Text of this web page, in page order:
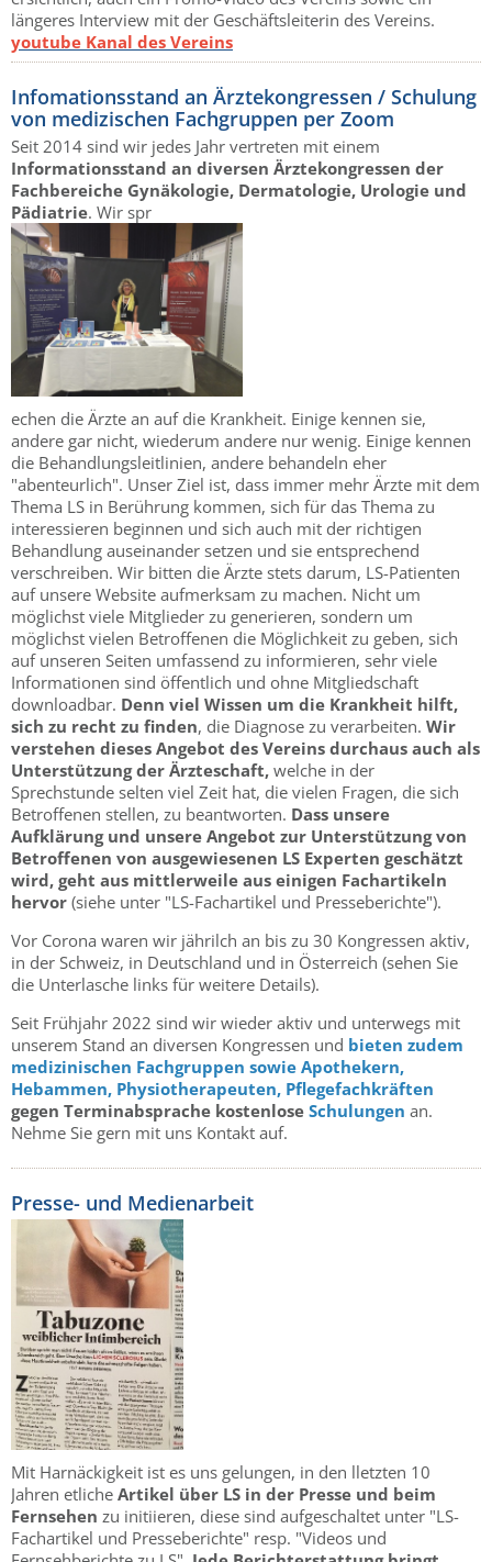
längeres Interview mit der Geschäftsleiterin des Vereins.
youtube Kanal des Vereins
Infomationsstand an Ärztekongressen / Schulung
von medizischen Fachgruppen per Zoom
Seit 2014 sind wir jedes Jahr vertreten mit einem
Informationsstand an diversen Ärztekongressen der
Fachbereiche Gynäkologie, Dermatologie, Urologie und
Pädiatrie. Wir spr
echen die Ärzte an auf die Krankheit. Einige kennen sie,
andere gar nicht, wiederum andere nur wenig. Einige kennen
die Behandlungsleitlinien, andere behandeln eher
"abenteurlich". Unser Ziel ist, dass immer mehr Ärzte mit dem
Thema LS in Berührung kommen, sich für das Thema zu
interessieren beginnen und sich auch mit der richtigen
Behandlung auseinander setzen und sie entsprechend
verschreiben. Wir bitten die Ärzte stets darum, LS-Patienten
auf unsere Website aufmerksam zu machen. Nicht um
möglichst viele Mitglieder zu generieren, sondern um
möglichst vielen Betroffenen die Möglichkeit zu geben, sich
auf unseren Seiten umfassend zu informieren, sehr viele
Informationen sind öffentlich und ohne Mitgliedschaft
downloadbar. Denn viel Wissen um die Krankheit hilft,
sich zu recht zu finden, die Diagnose zu verarbeiten. Wir
verstehen dieses Angebot des Vereins durchaus auch als
Unterstützung der Ärzteschaft, welche in der
Sprechstunde selten viel Zeit hat, die vielen Fragen, die sich
Betroffenen stellen, zu beantworten. Dass unsere
Aufklärung und unsere Angebot zur Unterstützung von
Betroffenen von ausgewiesenen LS Experten geschätzt
wird, geht aus mittlerweile aus einigen Fachartikeln
hervor (siehe unter "LS-Fachartikel und Presseberichte").
Vor Corona waren wir jährilch an bis zu 30 Kongressen aktiv,
in der Schweiz, in Deutschland und in Österreich (sehen Sie
die Unterlasche links für weitere Details).
Seit Frühjahr 2022 sind wir wieder aktiv und unterwegs mit
unserem Stand an diversen Kongressen und bieten zudem
medizinischen Fachgruppen sowie Apothekern,
Hebammen, Physiotherapeuten, Pflegefachkräften
gegen Terminabsprache kostenlose Schulungen an.
Nehme Sie gern mit uns Kontakt auf.
Presse- und Medienarbeit
Mit Harnäckigkeit ist es uns gelungen, in den lletzten 10
Jahren etliche Artikel über LS in der Presse und beim
Fernsehen zu initiieren, diese sind aufgeschaltet unter "LS-
Fachartikel und Presseberichte" resp. "Videos und